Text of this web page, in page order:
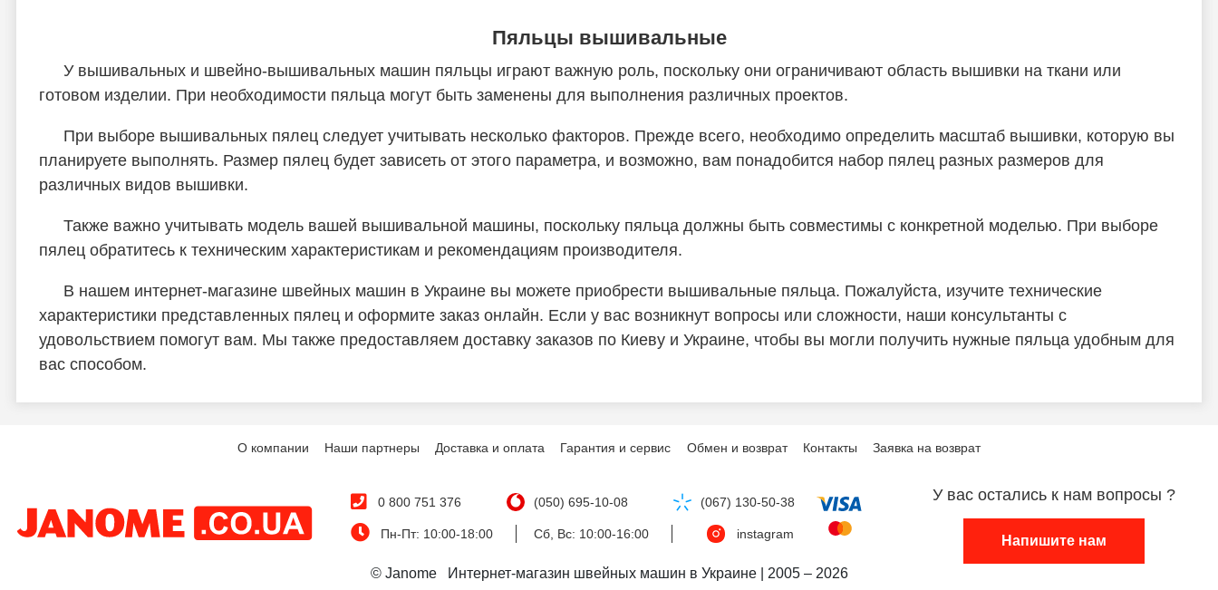
Пяльцы вышивальные
У вышивальных и швейно-вышивальных машин пяльцы играют важную роль, поскольку они ограничивают область вышивки на ткани или
готовом изделии. При необходимости пяльца могут быть заменены для выполнения различных проектов.
При выборе вышивальных пялец следует учитывать несколько факторов. Прежде всего, необходимо определить масштаб вышивки, которую вы
планируете выполнять. Размер пялец будет зависеть от этого параметра, и возможно, вам понадобится набор пялец разных размеров для
различных видов вышивки.
Также важно учитывать модель вашей вышивальной машины, поскольку пяльца должны быть совместимы с конкретной моделью. При выборе
пялец обратитесь к техническим характеристикам и рекомендациям производителя.
В нашем интернет-магазине швейных машин в Украине вы можете приобрести вышивальные пяльца. Пожалуйста, изучите технические
характеристики представленных пялец и оформите заказ онлайн. Если у вас возникнут вопросы или сложности, наши консультанты с
удовольствием помогут вам. Мы также предоставляем доставку заказов по Киеву и Украине, чтобы вы могли получить нужные пяльца удобным для
вас способом.
О компании Наши партнеры Доставка и оплата Гарантия и сервис Обмен и возврат Контакты Заявка на возврат
0 800 751 376 (050) 695-10-08 (067) 130-50-38
Пн-Пт: 10:00-18:00 Сб, Вс: 10:00-16:00 instagram
У вас остались к нам вопросы ?
Напишите нам
© Janome   Интернет-магазин швейных машин в Украине | 2005 – 2026